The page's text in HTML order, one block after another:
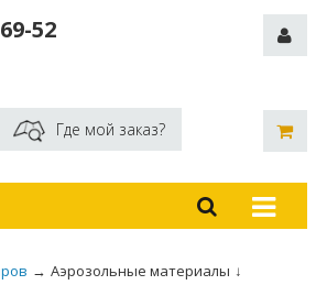
52
Где мой заказ?
→ Аэрозольные материалы ↓